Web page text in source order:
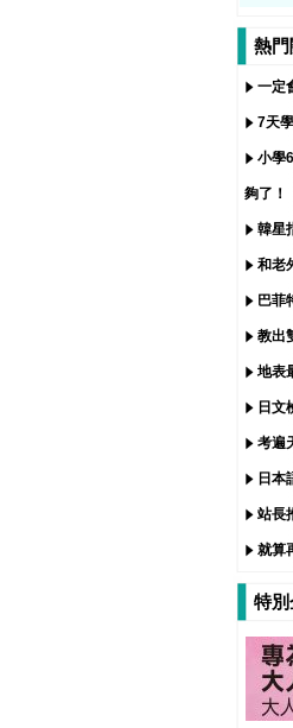
熱
一定
7天
小學
夠了！
韓星
和老
巴菲
教出
地表
日文
考遍
日本
站長
就算
特別